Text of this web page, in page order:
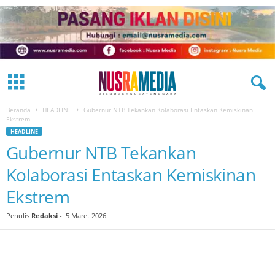
Beranda HEADLINE
Gubernur NTB Tekankan Kolaborasi Entaskan Kemiskinan
Ekstrem
HEADLINE
Gubernur NTB Tekankan
Kolaborasi Entaskan Kemiskinan
Ekstrem
Penulis Redaksi - 5 Maret 2026